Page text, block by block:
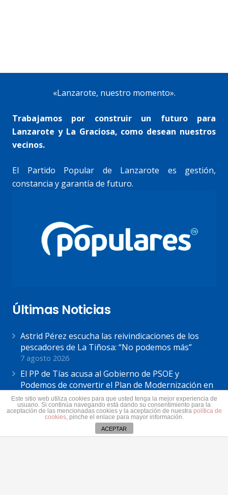
«Lanzarote, nuestro momento».
Trabajamos por construir un futuro para
Lanzarote y La Graciosa, como desean nuestros
vecinos.
El Partido Popular de Lanzarote es gestión,
constancia y garantía de futuro.
Últimas Noticias
Astrid Pérez escucha las reivindicaciones de los
pescadores de La Tiñosa: “No podemos más”
7 agosto 2026
El PP de Tías acusa al Gobierno de PSOE y
Podemos de convertir el Plan de Modernización en
«el mayor ejemplo de su incapacidad»
7 agosto 2026
Astrid Pérez: “Lanzarote y toda Canarias se
solidariza con Ceuta: España no puede seguir sin
Este sitio web utiliza cookies para que usted tenga la mejor experiencia de
usuario. Si continúa navegando está dando su consentimiento para la
aceptación de las mencionadas cookies y la aceptación de nuestra política de
cookies, pinche el enlace para mayor información.
ACEPTAR